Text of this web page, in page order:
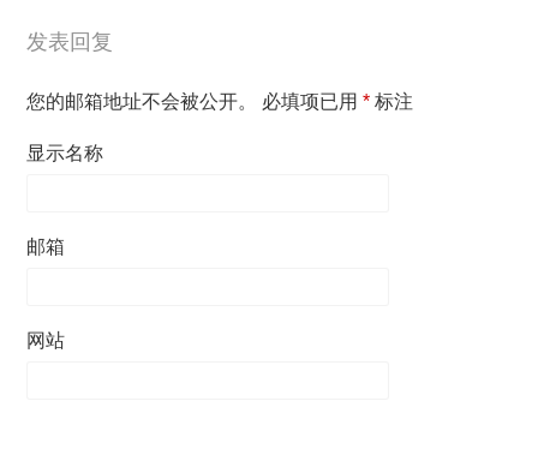
发表回复
您的邮箱地址不会被公开。 必填项已用* 标注
显示名称
邮箱
网站